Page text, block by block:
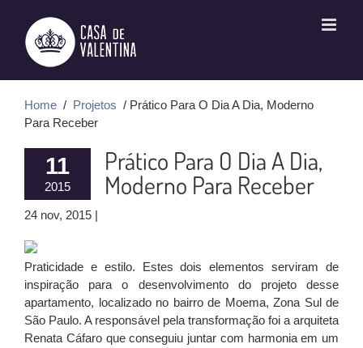
conteúdo
Home / Projetos / Prático Para O Dia A Dia, Moderno
Para Receber
11
2015
Prático Para O Dia A Dia,
Moderno Para Receber
24 nov, 2015 |
Praticidade e estilo. Estes dois elementos serviram de
inspiração para o desenvolvimento do projeto desse
apartamento, localizado no bairro de Moema, Zona Sul de
São Paulo. A responsável pela transformação foi a arquiteta
Renata Cáfaro que conseguiu juntar com harmonia em um